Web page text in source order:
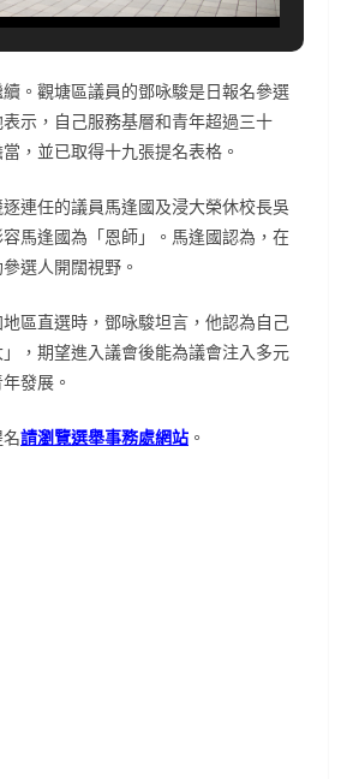
。觀塘區議員的鄧咏駿是日報名參選
示，自己服務基層和青年超過三十
，並已取得十九張提名表格。
連任的議員馬逢國及浸大榮休校長吳
馬逢國為「恩師」。馬逢國認為，在
選人開闊視野。
區直選時，鄧咏駿坦言，他認為自己
，期望進入議會後能為議會注入多元
發展。
請瀏覽選舉事務處網站 。